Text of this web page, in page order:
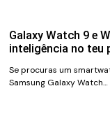
Galaxy Watch 9 e
inteligência no teu
Se procuras um
Samsung Galaxy Watch…